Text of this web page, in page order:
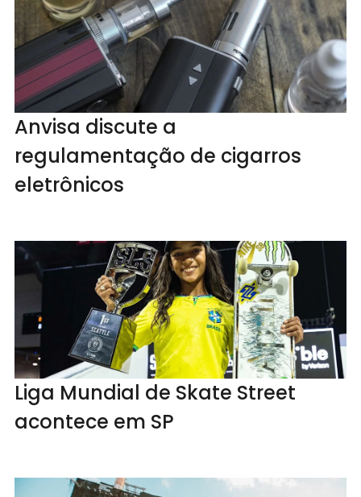
Anvisa discute a
regulamentação de cigarros
eletrônicos
Liga Mundial de Skate Street
acontece em SP